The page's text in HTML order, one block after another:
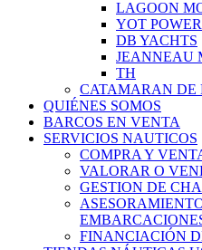
LAGOON
YOT
DB YACHTS
JEANNEAU
TH
CATAMARAN DE
QUIÉNES SOMOS
BARCOS EN VENTA
SERVICIOS NAUTICOS
COMPRA Y
VALORAR O
GESTION DE
FINANCIACIÓN